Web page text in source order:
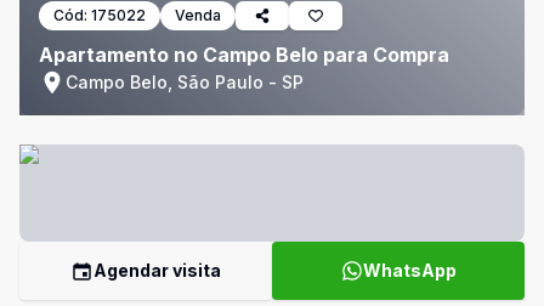
Cód: 175022 Venda
Apartamento no Campo Belo para Compra
Campo Belo, São Paulo - SP
Agendar visita WhatsApp